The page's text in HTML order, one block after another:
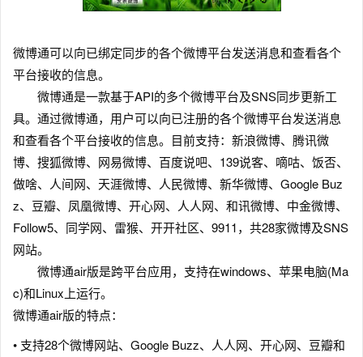
微博通可以向已绑定同步的各个微博平台发送消息和查看各个
平台接收的信息。
微博通是一款基于API的多个微博平台及SNS同步更新工
具。通过微博通，用户可以向已注册的各个微博平台发送消息
和查看各个平台接收的信息。目前支持：新浪微博、腾讯微
博、搜狐微博、网易微博、百度说吧、139说客、嘀咕、饭否、
做啥、人间网、天涯微博、人民微博、新华微博、Google Buz
z、豆瓣、凤凰微博、开心网、人人网、和讯微博、中金微博、
Follow5、同学网、雷猴、开开社区、9911，共28家微博及SNS
网站。
微博通air版是跨平台应用，支持在windows、苹果电脑(Ma
c)和Linux上运行。
微博通air版的特点：
• 支持28个微博网站、Google Buzz、人人网、开心网、豆瓣和